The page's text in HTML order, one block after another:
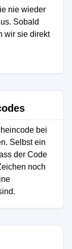
nie wieder
Sobald
wir sie direkt
bei
Selbst ein
der Code
noch